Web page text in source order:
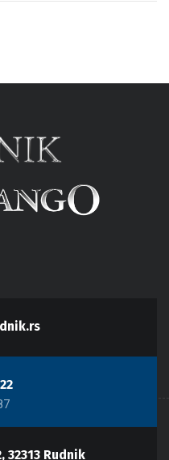
32313 Rudnik